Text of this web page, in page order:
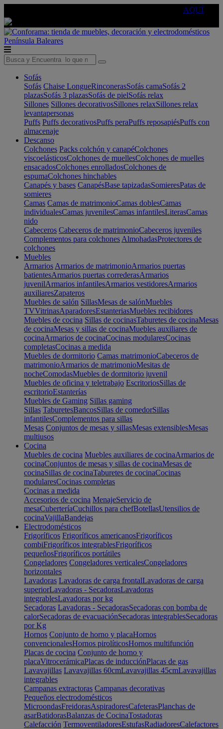
AQUÍ
Península Baleares
Sofás
Sofás Chaise LongueRinconerasSofás camaSofás 2
plazasSofás 3 plazasSofás de pielSofás relax
Sillones Sillones decorativosSillones relaxSillones relax
levantapersonas
Puffs Puffs decorativosPuffs peraPuffs reposapiésPuffs con
almacenaje
Descanso
Colchones Packs colchón y canapéColchones
viscoelásticosColchones de muellesColchones de muelles
ensacadosColchones enrolladosColchones de
espumaColchones hinchables
Canapés y bases CanapésBase tapizadasSomieresPatas de
somieres
Camas Camas de matrimonioCamas doblesCamas
individualesCamas juvenilesCamas infantilesLiterasCamas
nido
Cabeceros Cabeceros de matrimonioCabeceros juveniles
Complementos para colchones AlmohadasProtectores de
colchones
Muebles
Armarios Armarios de matrimonioArmarios puertas
batientesArmarios puertas correderasArmarios
juvenilArmarios infantilesArmarios vestidoresArmarios
auxiliaresZapateros
Muebles de salón SillasMesas de salónMuebles
TVVitrinasAparadoresEstanteriasMuebles recibidores
Muebles de cocina Sillas de cocinasTaburetes de cocinaMesas
de cocinaMesas y sillas de cocinaMuebles auxiliares de
cocinaArmarios de cocinaCocinas modularesCocinas
completasCocinas a medida
Muebles de dormitorio Camas matrimonioCabeceros de
matrimonioArmarios de matrimonioMesitas de
nocheComodasMuebles de dormitorio juvenil
Muebles de oficina y teletrabajo EscritoriosSillas de
escritorioEstanterías
Muebles de Gaming Sillas gaming
Sillas TaburetesBancosSillas de comedorSillas
infantilesComplementos para sillas
Mesas Conjuntos de mesas y sillasMesas extensiblesMesas
multiusos
Cocina
Muebles de cocina Muebles auxiliares de cocinaArmarios de
cocinaConjuntos de mesas y sillas de cocinaMesas de
cocinaSillas de cocinaTaburetes de cocinaCocinas
modularesCocinas completas
Cocinas a medida
Accesorios de cocina MenajeServicio de
mesaCuberteríaCuchillos para chefBotellasUtensilios de
cocinaVajillaBandejas
Electrodomésticos
Frigoríficos Frigoríficos americanosFrigoríficos
combiFrigoríficos integrablesFrigoríficos
pequeñosFrigoríficos portátiles
Congeladores Congeladores verticalesCongeladores
horizontales
Lavadoras Lavadoras de carga frontalLavadoras de carga
superiorLavadoras - SecadorasLavadoras
integrablesLavadoras por kg
Secadoras Lavadoras - SecadorasSecadoras con bomba de
calorSecadoras de evacuaciónSecadoras integrablesSecadoras
por Kg
Hornos Conjunto de horno y placaHornos
convencionalesHornos pirolíticosHornos multifunción
Placas de cocina Conjunto de horno y
placaVitrocerámicaPlacas de inducciónPlacas de gas
Lavavajillas Lavavajillas 60cmLavavajillas 45cmLavavajillas
integrables
Campanas extractoras Campanas decorativas
Pequeños electrodomésticos
MicroondasFreidorasAspiradoresCafeterasPlanchas de
asarBatidorasBalanzas de CocinaTostadoras
Calefacción TermoventiladoresEstufasRadiadoresCalefactores